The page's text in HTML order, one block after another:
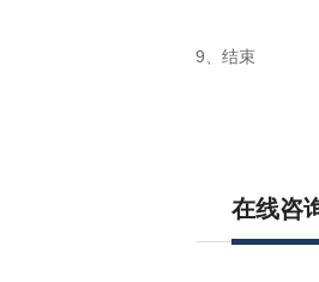
9、结束
在线咨